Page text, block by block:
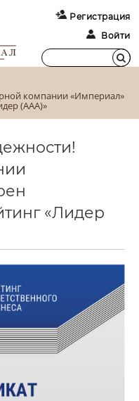
Регистрация
Войти
компании «Империал»
(AAA)»
«Лидер